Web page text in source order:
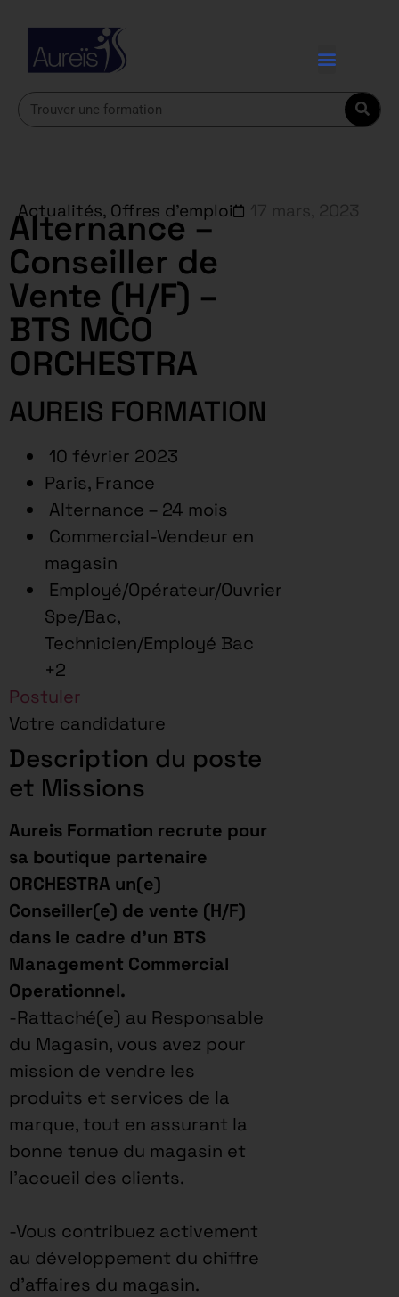
Actualités, Offres d'emploi
Alternance –
Conseiller de
Vente (H/F) –
BTS MCO
ORCHESTRA
AUREIS FORMATION
10 février 2023
Paris, France
Alternance – 24 mois
Commercial-Vendeur en
magasin
Employé/Opérateur/Ouvrier
Spe/Bac,
Technicien/Employé Bac
+2
Postuler
Votre candidature
Description du poste
et Missions
Aureis Formation recrute pour
sa boutique partenaire
ORCHESTRA un(e)
Conseiller(e) de vente (H/F)
dans le cadre d’un BTS
Management Commercial
Operationnel.
-Rattaché(e) au Responsable
du Magasin, vous avez pour
mission de vendre les
produits et services de la
marque, tout en assurant la
bonne tenue du magasin et
l’accueil des clients.
-Vous contribuez activement
au développement du chiffre
d’affaires du magasin.